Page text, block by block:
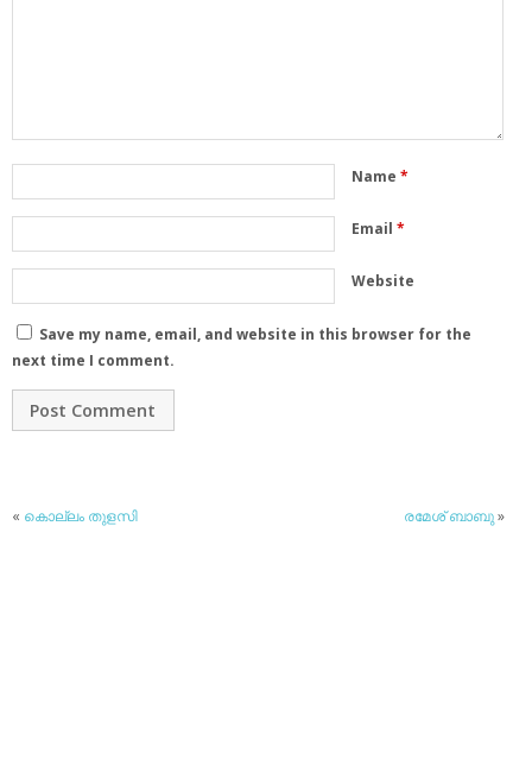
Name *
Email *
Website
Save my name, email, and website in this browser for the
next time I comment.
« കൊല്ലം തുളസി രമേശ് ബാബു»